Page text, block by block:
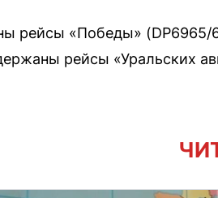
рейсы «Победы» (DP6965/
рейсы «Уральских